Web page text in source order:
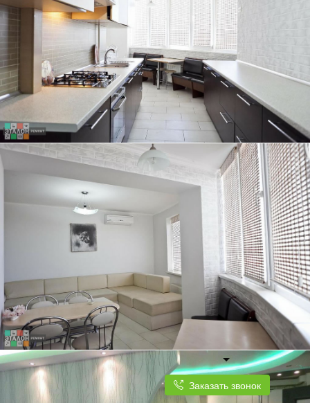
ТРЕХКОМНАТНАЯ КВАРТИРА, 84 КВ.М.
КУХНЯ ПОД ЕДИНОЙ СТОЛЕШНИЦЕЙ ОТЛИЧНО ГАРМОНИРУЕТ С
ДИЗАЙНОМ КВАРТИРЫ
ТРЕХКОМНАТНАЯ КВАРТИРА, 84 КВ.М.
КУХНЯ ПЛАВНО ПЕРЕХОДИТ В СВЕТЛУЮ И ПРОСТОРНУЮ ГОСТИНУЮ
Заказать звонок